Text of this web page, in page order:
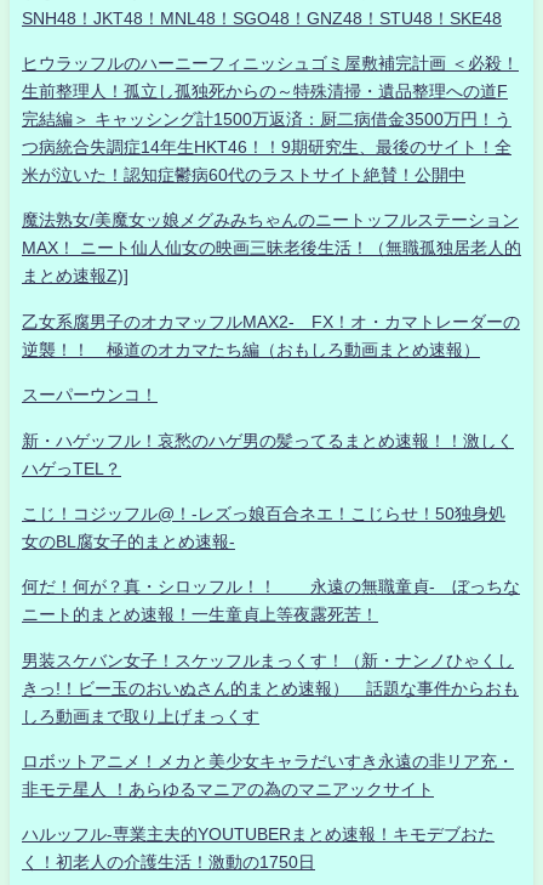
SNH48！JKT48！MNL48！SGO48！GNZ48！STU48！SKE48
ヒウラッフルのハーニーフィニッシュゴミ屋敷補完計画 ＜必殺！
生前整理人！孤立し孤独死からの～特殊清掃・遺品整理への道F
完結編＞ キャッシング計1500万返済：厨二病借金3500万円！う
つ病統合失調症14年生HKT46！！9期研究生、最後のサイト！全
米が泣いた！認知症鬱病60代のラストサイト絶賛！公開中
魔法熟女/美魔女ッ娘メグみみちゃんのニートッフルステーション
MAX！ ニート仙人仙女の映画三昧老後生活！（無職孤独居老人的
まとめ速報Z)]
乙女系腐男子のオカマッフルMAX2- FX！オ・カマトレーダーの
逆襲！！ 極道のオカマたち編（おもしろ動画まとめ速報）
スーパーウンコ！
新・ハゲッフル！哀愁のハゲ男の髪ってるまとめ速報！！激しく
ハゲっTEL？
こじ！コジッフル@！-レズっ娘百合ネエ！こじらせ！50独身処
女のBL腐女子的まとめ速報-
何だ！何が？真・シロッフル！！ 永遠の無職童貞- ぼっちな
ニート的まとめ速報！一生童貞上等夜露死苦！
男装スケバン女子！スケッフルまっくす！（新・ナンノひゃくし
きっ!！ビー玉のおいぬさん的まとめ速報） 話題な事件からおも
しろ動画まで取り上げまっくす
ロボットアニメ！メカと美少女キャラだいすき永遠の非リア充・
非モテ星人 ！あらゆるマニアの為のマニアックサイト
ハルッフル-専業主夫的YOUTUBERまとめ速報！キモデブおた
く！初老人の介護生活！激動の1750日